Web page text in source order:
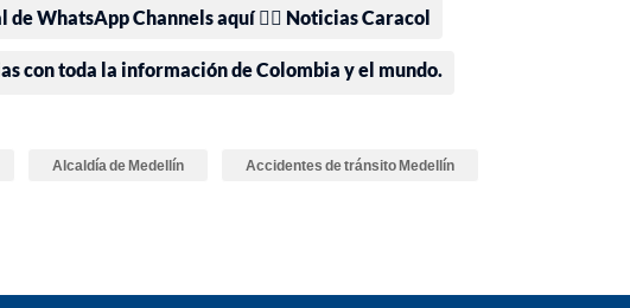
de WhatsApp Channels aquí 👉🏻 Noticias Caracol
con toda la información de Colombia y el mundo.
Alcaldía de Medellín Accidentes de tránsito Medellín